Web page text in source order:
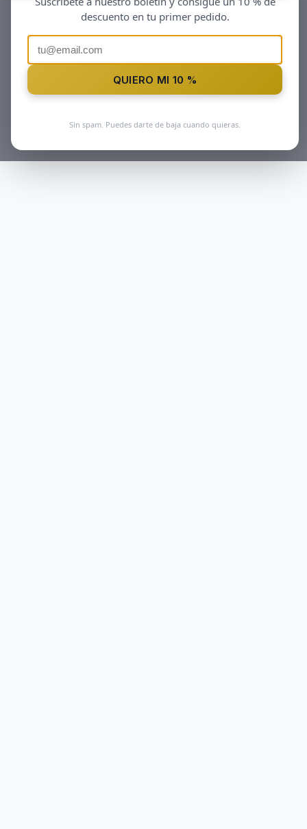
descuento en tu primer pedido.
QUIERO MI 10 %
Sin spam. Puedes darte de baja cuando quieras.